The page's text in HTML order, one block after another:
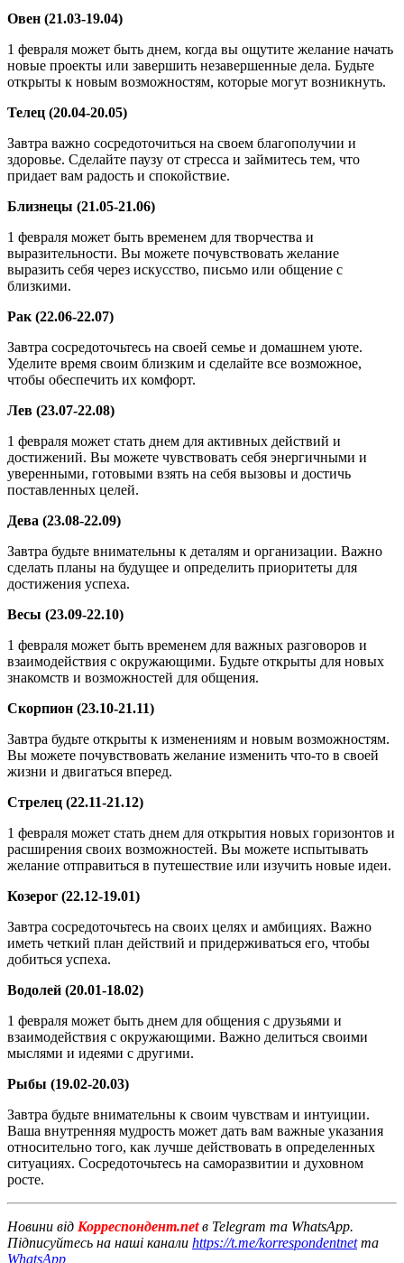
Овен (21.03-19.04)
1 февраля может быть днем, когда вы ощутите желание начать
новые проекты или завершить незавершенные дела. Будьте
открыты к новым возможностям, которые могут возникнуть.
Телец (20.04-20.05)
Завтра важно сосредоточиться на своем благополучии и
здоровье. Сделайте паузу от стресса и займитесь тем, что
придает вам радость и спокойствие.
Близнецы (21.05-21.06)
1 февраля может быть временем для творчества и
выразительности. Вы можете почувствовать желание
выразить себя через искусство, письмо или общение с
близкими.
Рак (22.06-22.07)
Завтра сосредоточьтесь на своей семье и домашнем уюте.
Уделите время своим близким и сделайте все возможное,
чтобы обеспечить их комфорт.
Лев (23.07-22.08)
1 февраля может стать днем для активных действий и
достижений. Вы можете чувствовать себя энергичными и
уверенными, готовыми взять на себя вызовы и достичь
поставленных целей.
Дева (23.08-22.09)
Завтра будьте внимательны к деталям и организации. Важно
сделать планы на будущее и определить приоритеты для
достижения успеха.
Весы (23.09-22.10)
1 февраля может быть временем для важных разговоров и
взаимодействия с окружающими. Будьте открыты для новых
знакомств и возможностей для общения.
Скорпион (23.10-21.11)
Завтра будьте открыты к изменениям и новым возможностям.
Вы можете почувствовать желание изменить что-то в своей
жизни и двигаться вперед.
Стрелец (22.11-21.12)
1 февраля может стать днем для открытия новых горизонтов и
расширения своих возможностей. Вы можете испытывать
желание отправиться в путешествие или изучить новые идеи.
Козерог (22.12-19.01)
Завтра сосредоточьтесь на своих целях и амбициях. Важно
иметь четкий план действий и придерживаться его, чтобы
добиться успеха.
Водолей (20.01-18.02)
1 февраля может быть днем для общения с друзьями и
взаимодействия с окружающими. Важно делиться своими
мыслями и идеями с другими.
Рыбы (19.02-20.03)
Завтра будьте внимательны к своим чувствам и интуиции.
Ваша внутренняя мудрость может дать вам важные указания
относительно того, как лучше действовать в определенных
ситуациях. Сосредоточьтесь на саморазвитии и духовном
росте.
Новини від Корреспондент.netв Telegram та WhatsApp.
Підписуйтесь на наші канали https://t.me/korrespondentnetта
WhatsApp